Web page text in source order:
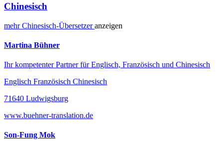
Chinesisch
mehrChinesisch-Übersetzeranzeigen
Martina Bühner
Ihr kompetenter Partner für Englisch, Französisch und Chinesisch
Englisch Französisch Chinesisch
71640 Ludwigsburg
www.buehner-translation.de
Son-Fung Mok